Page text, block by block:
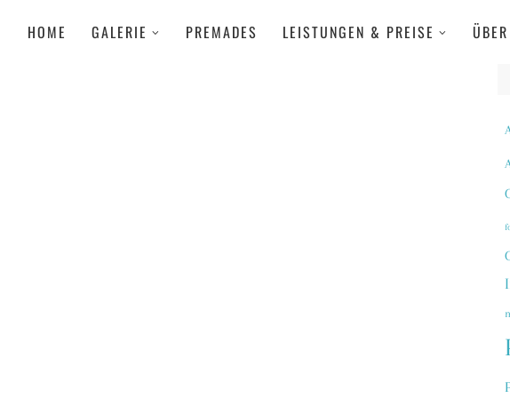
HOME GALERIE PREMADES LEISTUNGEN & PREISE